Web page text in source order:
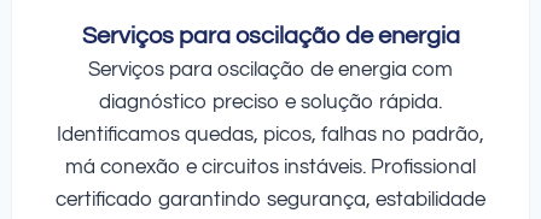
Serviços para oscilação de energia
Serviços para oscilação de energia com
diagnóstico preciso e solução rápida.
Identificamos quedas, picos, falhas no padrão,
má conexão e circuitos instáveis. Profissional
certificado garantindo segurança, estabilidade